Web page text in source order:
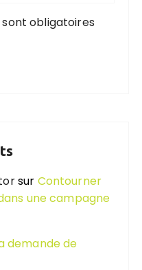
sont obligatoires
sur Contourner
une campagne
demande de